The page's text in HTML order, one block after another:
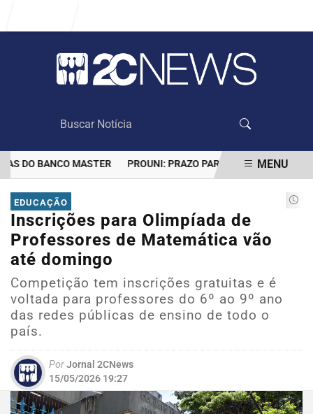
DO BANCO MASTER PROUNI: PRAZO PARA COMPROVAR
EM ALTA
MENU
EDUCAÇÃO
Inscrições para Olimpíada de
Professores de Matemática vão
até domingo
Competição tem inscrições gratuitas e é
voltada para professores do 6º ao 9º ano
das redes públicas de ensino de todo o
país.
PorJornal 2CNews
15/05/2026 19:27